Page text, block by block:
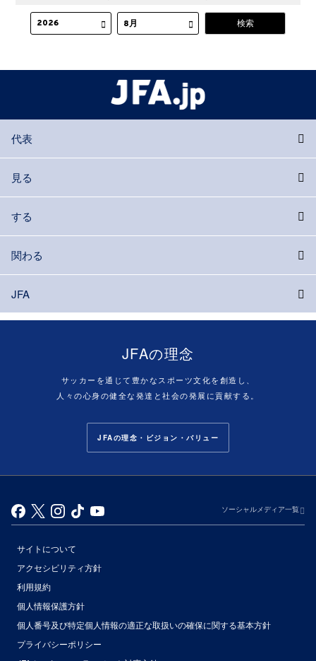
代表
見る
する
関わる
JFA
JFAの理念
サッカーを通じて豊かなスポーツ文化を創造し、
人々の心身の健全な発達と社会の発展に貢献する。
JFAの理念・ビジョン・バリュー
ソーシャルメディア一覧
サイトについて
アクセシビリティ方針
利用規約
個人情報保護方針
個人番号及び特定個人情報の適正な取扱いの確保に関する基本方針
プライバシーポリシー